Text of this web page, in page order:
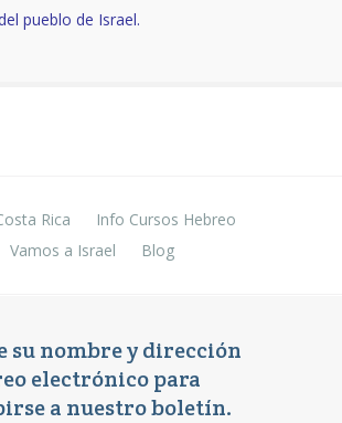
pueblo de Israel.
Rica
Info Cursos Hebreo
Vamos a Israel
Blog
su nombre y dirección
electrónico para
a nuestro boletín.